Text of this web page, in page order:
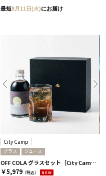
最短8月11日(火)にお届け
City Camp
グラス ジュース
OFF COLA グラスセット［City Camp］
￥5,979 （税込） NEW